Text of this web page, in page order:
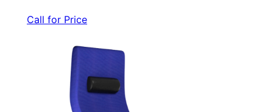
Call for Price